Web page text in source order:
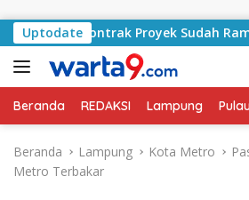
Uptodate
Kontrak Proyek Sudah Rampung
Beranda REDAKSI Lampung
Beranda Lampung Kota Metro
Metro Terbakar